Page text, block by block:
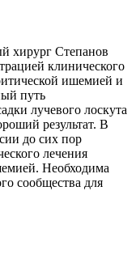
хирург Степанов
клинического
ишемией и
путь
лучевого лоскута
результат. В
до сих пор
лечения
Необходима
сообщества для